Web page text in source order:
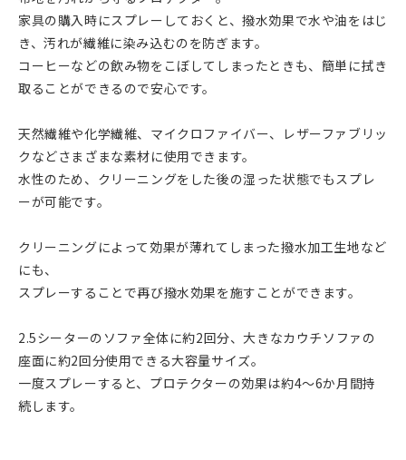
家具の購入時にスプレーしておくと、撥水効果で水や油をはじ
き、汚れが繊維に染み込むのを防ぎます。
コーヒーなどの飲み物をこぼしてしまったときも、簡単に拭き
取ることができるので安心です。
天然繊維や化学繊維、マイクロファイバー、レザーファブリッ
クなどさまざまな素材に使用できます。
水性のため、クリーニングをした後の湿った状態でもスプレ
ーが可能です。
クリーニングによって効果が薄れてしまった撥水加工生地など
にも、
スプレーすることで再び撥水効果を施すことができます。
2.5シーターのソファ全体に約2回分、大きなカウチソファの
座面に約2回分使用できる大容量サイズ。
一度スプレーすると、プロテクターの効果は約4～6か月間持
続します。